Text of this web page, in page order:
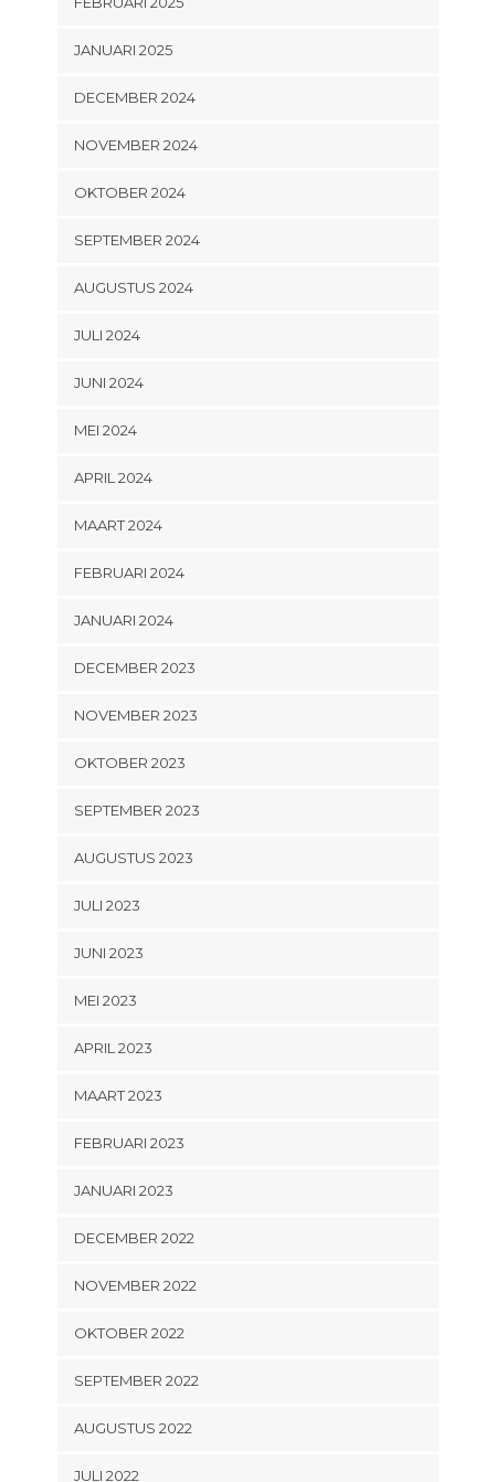
JANUARI 2025
DECEMBER 2024
NOVEMBER 2024
OKTOBER 2024
SEPTEMBER 2024
AUGUSTUS 2024
JULI 2024
JUNI 2024
MEI 2024
APRIL 2024
MAART 2024
FEBRUARI 2024
JANUARI 2024
DECEMBER 2023
NOVEMBER 2023
OKTOBER 2023
SEPTEMBER 2023
AUGUSTUS 2023
JULI 2023
JUNI 2023
MEI 2023
APRIL 2023
MAART 2023
FEBRUARI 2023
JANUARI 2023
DECEMBER 2022
NOVEMBER 2022
OKTOBER 2022
SEPTEMBER 2022
AUGUSTUS 2022
JULI 2022